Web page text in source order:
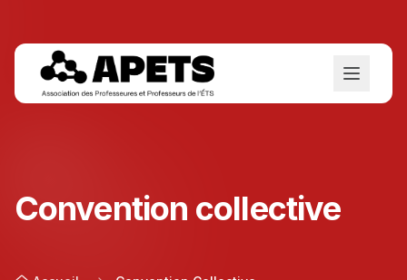
Convention collective